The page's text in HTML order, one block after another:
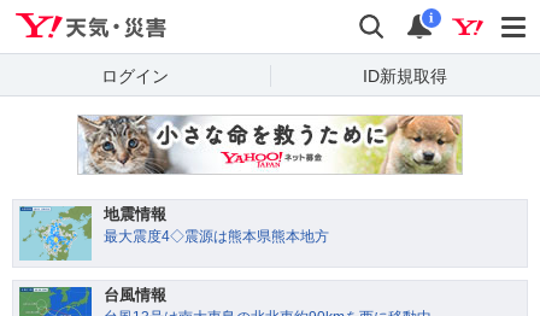
検索 通知
i
ログイン ID新規取得
地震情報
最大震度4◇震源は熊本県熊本地方
台風情報